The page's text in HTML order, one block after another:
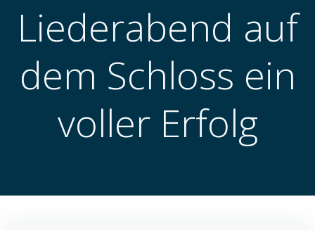
Liederabend auf
dem Schloss ein
voller Erfolg